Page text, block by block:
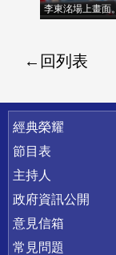
李東洺場上畫面。
回列表
快速連結
經典榮耀
節目表
主持人
政府資訊公開
意見信箱
常見問題